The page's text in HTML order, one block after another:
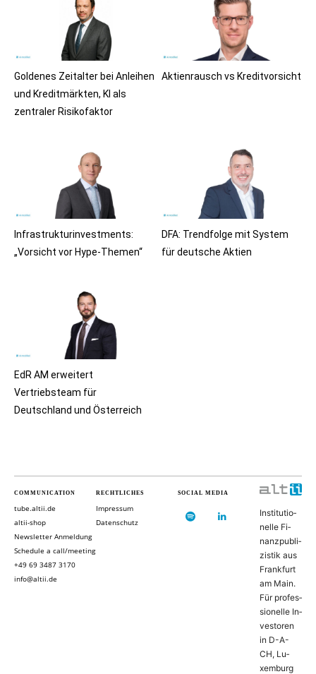
Goldenes Zeitalter bei Anleihen
und Kreditmärkten, KI als
zentraler Risikofaktor
Aktienrausch vs Kreditvorsicht
Infrastrukturinvestments:
„Vorsicht vor Hype-Themen“
DFA: Trendfolge mit System
für deutsche Aktien
EdR AM erweitert
Vertriebsteam für
Deutschland und Österreich
COMMUNICATION
tube.altii.de
altii-shop
Newsletter Anmeldung
Schedule a call/meeting
+49 69 3487 3170
info@altii.de
RECHTLICHES
Impressum
Datenschutz
SOCIAL MEDIA
In­sti­tu­ti­o­
nel­le Fi­
nanz­pu­bli­
zis­tik aus
Frank­furt
am Main.
Für pro­fes­
si­o­nel­le In­
ves­to­ren
in D-­A­-
CH, Lu­
xem­burg